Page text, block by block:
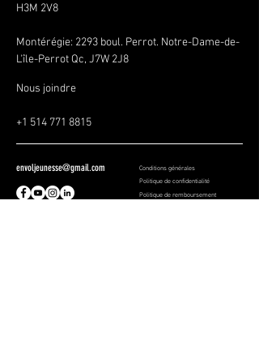
H3M 2V8
Montérégie: 2293 boul. Perrot. Notre-Dame-de-
L'île-Perrot Qc, J7W 2J8
Nous joindre
+1 514 771 8815
envoljeunesse@gmail.com
Conditions générales
Politique de confidentialité
Politique de remboursement